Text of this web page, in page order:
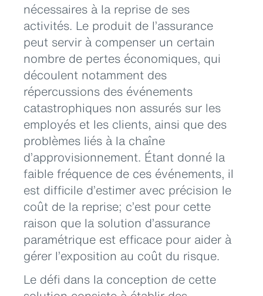
nécessaires à la reprise de ses
activités. Le produit de l’assurance
peut servir à compenser un certain
nombre de pertes économiques, qui
découlent notamment des
répercussions des événements
catastrophiques non assurés sur les
employés et les clients, ainsi que des
problèmes liés à la chaîne
d’approvisionnement. Étant donné la
faible fréquence de ces événements, il
est difficile d’estimer avec précision le
coût de la reprise; c’est pour cette
raison que la solution d’assurance
paramétrique est efficace pour aider à
gérer l’exposition au coût du risque.
Le défi dans la conception de cette